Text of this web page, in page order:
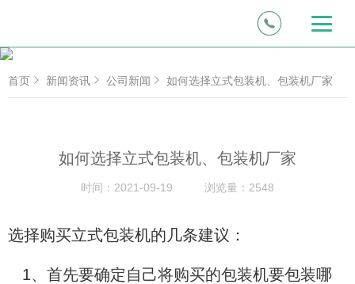
首页 新闻资讯 公司新闻 如何选择立式包装机、包装机厂家
如何选择立式包装机、包装机厂家
时间： 2021-09-19 浏览量： 2548
选择购买立式包装机的几条建议：
1、首先要确定自己将购买的包装机要包装哪